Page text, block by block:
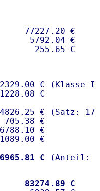
77227.20 €
5792.04 €
€ (Klasse I)
€
€ (Satz:
€
€
€
€
83274.89 €